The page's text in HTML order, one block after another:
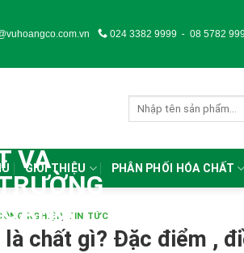
024 3382 9999 - 08 5782
GIỚI THIỆU PHÂN PHỐI HÓA CHẤT
NGHIỆP, TIN TỨC
là chất gì? Đặc điểm ,